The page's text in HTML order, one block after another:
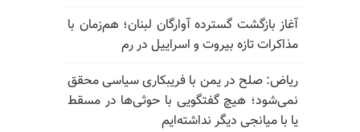
آغاز بازگشت گسترده آوارگان لبنان؛ هم‌زمان با
مذاکرات تازه بیروت و اسراییل در رم
ریاض: صلح در یمن با فریبکاری سیاسی محقق
نمی‌شود؛ هیچ گفتگویی با حوثی‌ها در مسقط
یا با میانجی دیگر نداشته‌ایم